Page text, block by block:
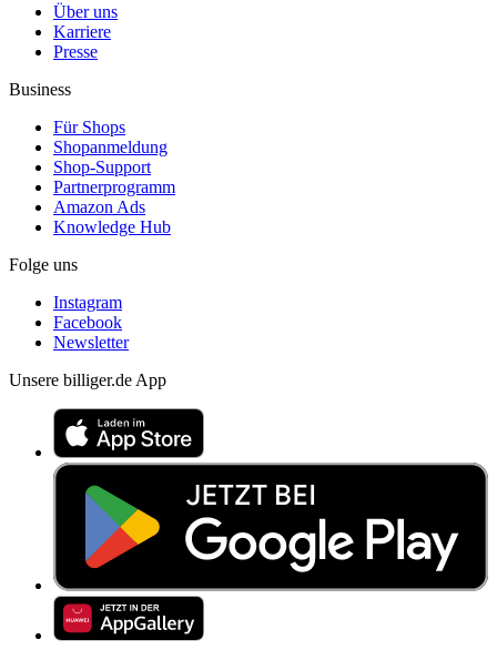
Über uns
Karriere
Presse
Business
Für Shops
Shopanmeldung
Shop-Support
Partnerprogramm
Amazon Ads
Knowledge Hub
Folge uns
Instagram
Facebook
Newsletter
Unsere billiger.de App